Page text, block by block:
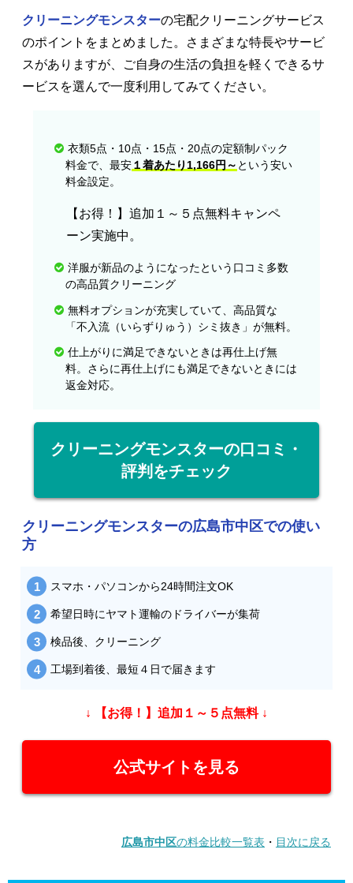
クリーニングモンスターの宅配クリーニングサービス
のポイントをまとめました。さまざまな特長やサービ
スがありますが、ご自身の生活の負担を軽くできるサ
ービスを選んで一度利用してみてください。
衣類5点・10点・15点・20点の定額制パック
料金で、最安１着あたり1,166円～ という安い
料金設定。
【お得！】追加１～５点無料キャンペ
ーン実施中。
洋服が新品のようになったという口コミ多数
の高品質クリーニング
無料オプションが充実していて、高品質な
「不入流（いらずりゅう）シミ抜き」が無料。
仕上がりに満足できないときは再仕上げ無
料。さらに再仕上げにも満足できないときには
返金対応。
クリーニングモンスターの口コミ・
評判をチェック
クリーニングモンスターの広島市中区での使い
方
スマホ・パソコンから24時間注文OK
希望日時にヤマト運輸のドライバーが集荷
検品後、クリーニング
工場到着後、最短４日で届きます
↓ 【お得！】追加１～５点無料 ↓
公式サイトを見る
広島市中区の料金比較一覧表 ・ 目次に戻る